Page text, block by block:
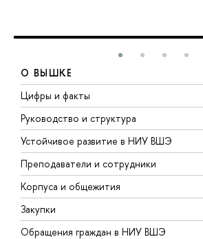
О ВЫШКЕ
Цифры и факты
Руководство и структура
Устойчивое развитие в НИУ ВШЭ
Преподаватели и сотрудники
Корпуса и общежития
Закупки
Обращения граждан в НИУ ВШЭ